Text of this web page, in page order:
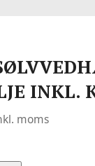
INKL.
moms